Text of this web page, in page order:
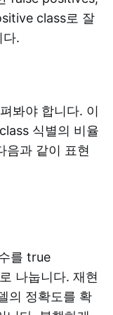
class로 잘
다.
봐야 합니다. 이
식별의 비율
음과 같이 표현
를 true
나눕니다. 재현
의 정확도를 확